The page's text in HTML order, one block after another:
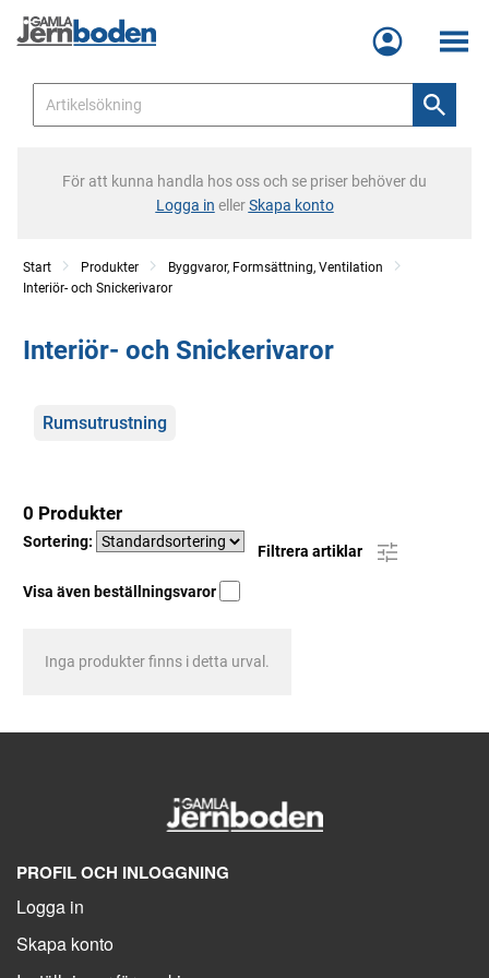
Meny
För att kunna handla hos oss och se priser behöver du
Logga in ellerSkapa konto
Start Produkter
Byggvaror, Formsättning, Ventilation
Interiör- och Snickerivaror
Interiör- och Snickerivaror
Kategorier
Rumsutrustning
0 Produkter
Sortering:
Filtrera artiklar
Visa även beställningsvaror
Inga produkter finns i detta urval.
PROFIL OCH INLOGGNING
Logga in
Skapa konto